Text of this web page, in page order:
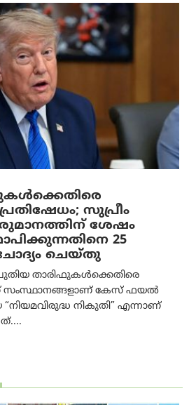
സുപ്രീം
ശേഷം
25
ചെയ്തു
താരിഫുകൾക്കെതിരെ
കേസ് ഫയൽ
നികുതി” എന്നാണ്